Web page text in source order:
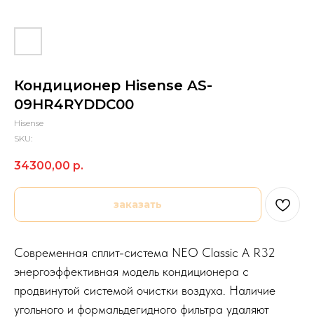
Кондиционер Hisense AS-
09HR4RYDDC00
Hisense
SKU:
34300,00 р.
заказать
Современная сплит-система NEO Classic A R32
энергоэффективная модель кондиционера с
продвинутой системой очистки воздуха. Наличие
угольного и формальдегидного фильтра удаляют